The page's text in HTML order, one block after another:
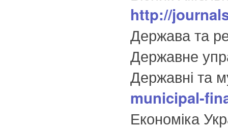
http://
Держава та
Державне
Державні та
municipal-
Економіка